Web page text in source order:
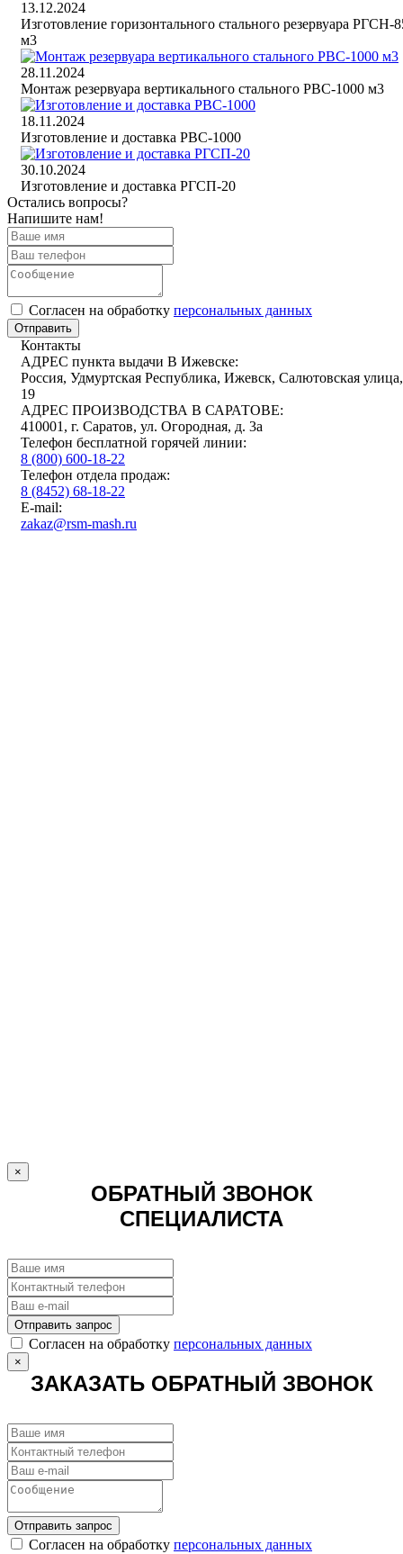
13.12.2024
Изготовление горизонтального стального резервуара РГСН-
м3
28.11.2024
Монтаж резервуара вертикального стального РВС-1000 м3
18.11.2024
Изготовление и доставка РВС-1000
30.10.2024
Изготовление и доставка РГСП-20
Остались вопросы?
Напишите нам!
Cогласен на обработку персональных данных
Отправить
Контакты
АДРЕС пункта выдачи В Ижевске:
Россия, Удмуртская Республика, Ижевск, Салютовская улица,
19
АДРЕС ПРОИЗВОДСТВА В САРАТОВЕ:
410001, г. Саратов, ул. Огородная, д. 3а
Телефон бесплатной горячей линии:
8 (800) 600-18-22
Телефон отдела продаж:
8 (8452) 68-18-22
E-mail:
zakaz@rsm-mash.ru
×
ОБРАТНЫЙ ЗВОНОК
СПЕЦИАЛИСТА
Отправить запрос
Cогласен на обработку персональных данных
×
ЗАКАЗАТЬ ОБРАТНЫЙ ЗВОНОК
Отправить запрос
Cогласен на обработку персональных данных